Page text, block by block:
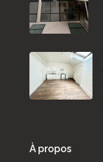
À propos